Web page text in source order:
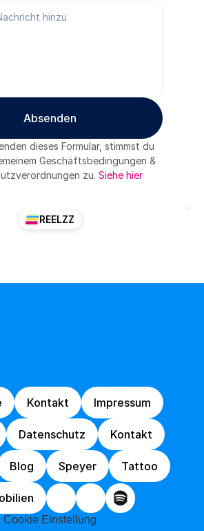
Absenden
Absenden
dieses Formular, stimmst du
Geschäftsbedingungen &
zu. Siehe hier
REELZZ
wir
Kontakt
Kontakt
Impressum
Impressum
Datenschutz
Datenschutz
Kontakt
Kontakt
Blog
Blog
Speyer
Speyer
Tattoo
Tattoo
Cookie Einstellung